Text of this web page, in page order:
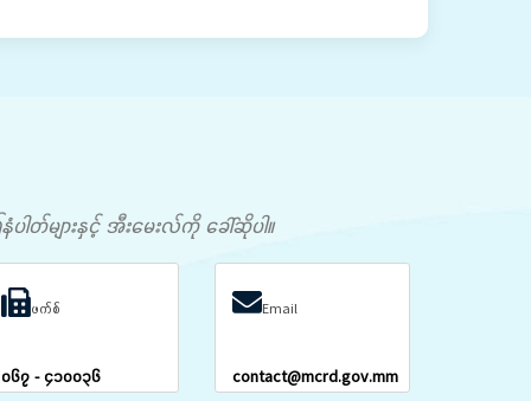
တ်များနှင့် အီးမေးလ်ကို ခေါ်ဆိုပါ။
ဖက်စ်
၀၆၇ - ၄၁၀၀၃၆
Email
contact@mcrd.gov.mm